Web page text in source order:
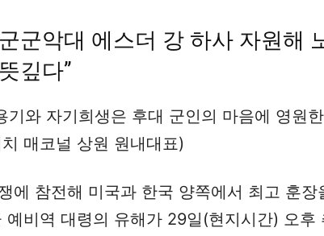
군악대 에스더 강 하사 자원해
깊다”
기와 자기희생은 후대 군인의 마음에 영원
매코널 상원 원내대표)
에 참전해 미국과 한국 양쪽에서 최고 훈
예비역 대령의 유해가 29일(현지시간) 오후